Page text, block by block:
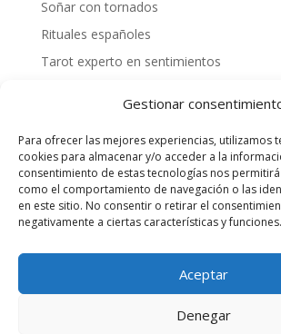
Gestionar
Para ofrecer las mejores experiencias, utilizamos
cookies para almacenar y/o acceder a la
consentimiento de estas tecnologías nos
como el comportamiento de navegación o las
en este sitio. No consentir o retirar el
negativamente a ciertas características y funciones.
Aceptar
Denegar
Soñar con tornados
Rituales españoles
Tarot experto en sentimientos
¿Cómo hacer una tirada personalizada?
Videntes 20 años de experiencia
Tarotista honesta
Quiero saber mi suerte
Servicio de Entretenimiento para